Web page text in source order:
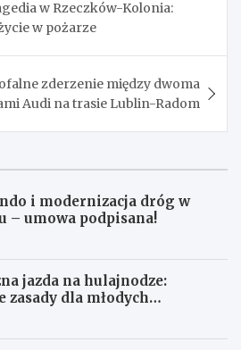
w Rzeczków-Kolonia:
w pożarze
zderzenie między dwoma
Audi na trasie Lublin-Radom
i modernizacja dróg w
– umowa podpisana!
jazda na hulajnodze:
zasady dla młodych